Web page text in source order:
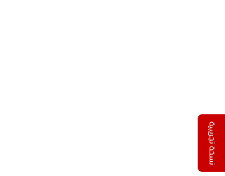
نسخة تجريبية